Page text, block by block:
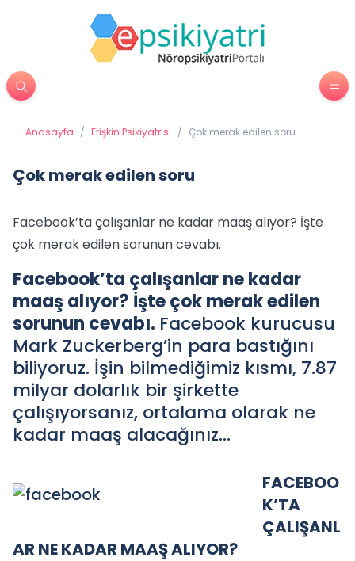
Anasayfa / Erişkin Psikiyatrisi / Çok merak edilen soru
Çok merak edilen soru
Facebook’ta çalışanlar ne kadar maaş alıyor? İşte
çok merak edilen sorunun cevabı.
Facebook’ta çalışanlar ne kadar
maaş alıyor? İşte çok merak edilen
sorunun cevabı. Facebook kurucusu
Mark Zuckerberg’in para bastığını
biliyoruz. İşin bilmediğimiz kısmı, 7.87
milyar dolarlık bir şirkette
çalışıyorsanız, ortalama olarak ne
kadar maaş alacağınız…
FACEBOO
K’TA
ÇALIŞANL
AR NE KADAR MAAŞ ALIYOR?